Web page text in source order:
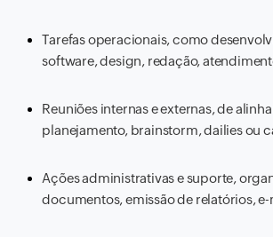
Tarefas operacionais, como
software, design, redação,
Reuniões internas e externas, de
planejamento, brainstorm, dailies ou
Ações administrativas e suporte,
documentos, emissão de relatórios, e-